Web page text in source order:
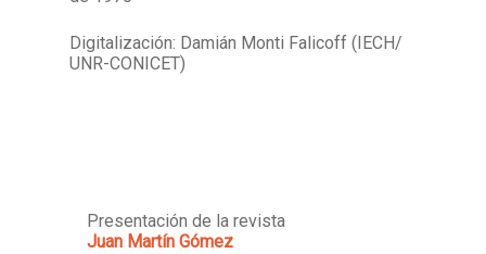
Digitalización: Damián Monti Falicoff (IECH/
UNR-CONICET)
Presentación de la revista
Juan Martín Gómez